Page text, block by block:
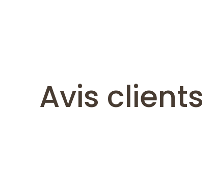
Avis clients